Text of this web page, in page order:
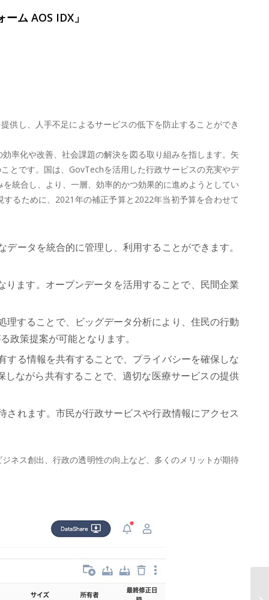
ム AOS IDX」
供し、人手不足によるサービスの低下を防止することができ
率化や改善、社会課題の解決を図る取り組みを指します。矢
とです。国は、GovTechを活用した行政サービスの充実やデ
統合し、より、一層、効率的かつ効果的に進めようとしてい
るために、2021年の補正予算と2022年当初予算を合わせて
ータを統合的に管理し、利用することができます。
ます。オープンデータを活用することで、民間企業
理することで、ビッグデータ分析により、住民の行動
策提案が可能となります。
する情報を共有することで、プライバシーを確保しな
ながら共有することで、適切な医療サービスの提供
されます。市民が行政サービスや行政情報にアクセス
ネス創出、行政の透明性の向上など、多くのメリットが期待